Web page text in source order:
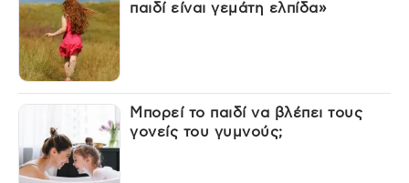
παιδί είναι γεμάτη ελπίδα»
Μπορεί το παιδί να βλέπει τους
γονείς του γυμνούς;